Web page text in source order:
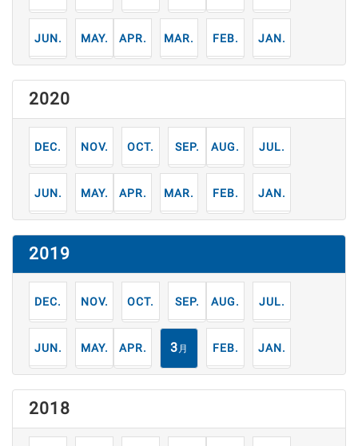
6月 5月 4月 3月 2月 1月
2020
12月 11月 10月 9月 8月 7月
6月 5月 4月 3月 2月 1月
2019
12月 11月 10月 9月 8月 7月
6月 5月 4月 3 月 2月 1月
2018